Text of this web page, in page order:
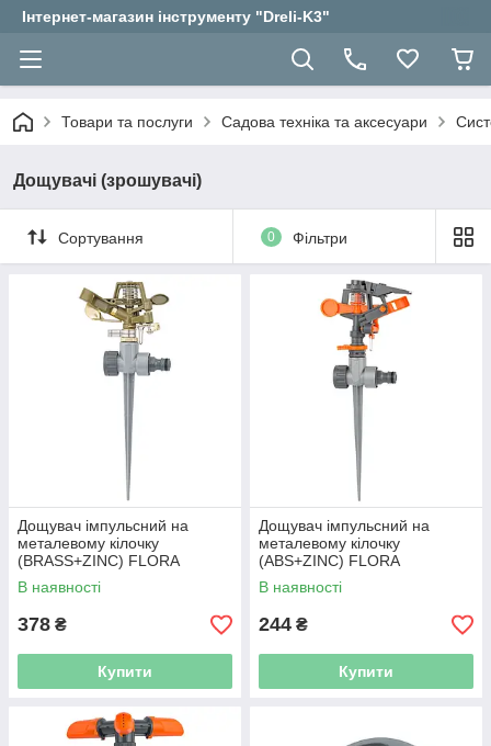
Інтернет-магазин інструменту "Dreli-K3"
Товари та послуги Садова техніка та аксесуари
Дощувачі (зрошувачі)
Сортування 0 Фільтри
Дощувач імпульсний на
металевому кілочку
(BRASS+ZINC) FLORA
(5013224)
В наявності
378 ₴
Купити
Дощувач імпульсний на
металевому кілочку
(ABS+ZINC) FLORA
(5013234)
В наявності
244 ₴
Купити